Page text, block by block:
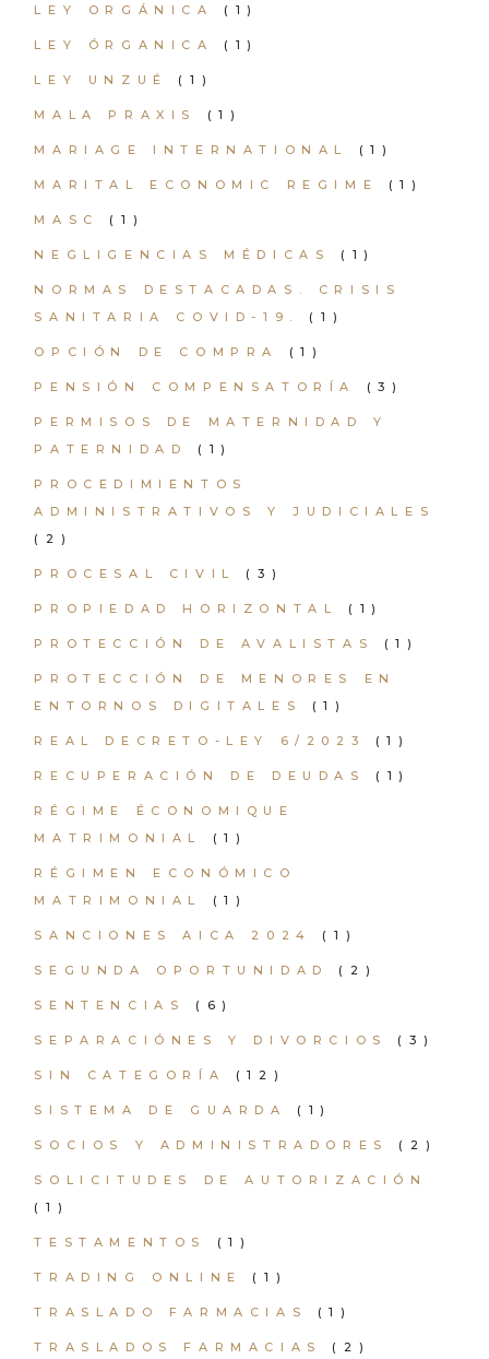
LEY ORGÁNICA (1)
LEY ÓRGANICA (1)
LEY UNZUÉ (1)
MALA PRAXIS (1)
MARIAGE INTERNATIONAL (1)
MARITAL ECONOMIC REGIME (1)
MASC (1)
NEGLIGENCIAS MÉDICAS (1)
NORMAS DESTACADAS. CRISIS
SANITARIA COVID-19.
(1)
OPCIÓN DE COMPRA (1)
PENSIÓN COMPENSATORÍA (3)
PERMISOS DE MATERNIDAD Y
PATERNIDAD
(1)
PROCEDIMIENTOS
ADMINISTRATIVOS Y JUDICIALES
(2)
PROCESAL CIVIL (3)
PROPIEDAD HORIZONTAL (1)
PROTECCIÓN DE AVALISTAS (1)
PROTECCIÓN DE MENORES EN
ENTORNOS DIGITALES
(1)
REAL DECRETO-LEY 6/2023 (1)
RECUPERACIÓN DE DEUDAS (1)
RÉGIME ÉCONOMIQUE
MATRIMONIAL
(1)
RÉGIMEN ECONÓMICO
MATRIMONIAL
(1)
SANCIONES AICA 2024 (1)
SEGUNDA OPORTUNIDAD (2)
SENTENCIAS (6)
SEPARACIÓNES Y DIVORCIOS (3)
SIN CATEGORÍA (12)
SISTEMA DE GUARDA (1)
SOCIOS Y ADMINISTRADORES (2)
SOLICITUDES DE AUTORIZACIÓN
(1)
TESTAMENTOS (1)
TRADING ONLINE (1)
TRASLADO FARMACIAS (1)
TRASLADOS FARMACIAS (2)